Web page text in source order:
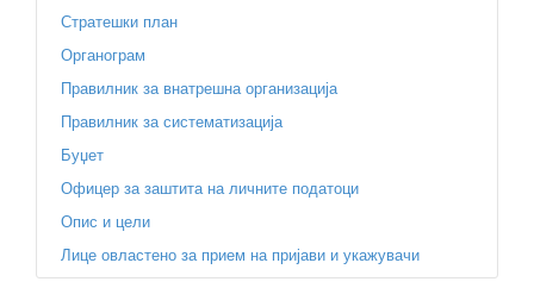
Стратешки план
Органограм
Правилник за внатрешна организација
Правилник за систематизација
Буџет
Офицер за заштита на личните податоци
Опис и цели
Лице овластено за прием на пријави и укажувачи